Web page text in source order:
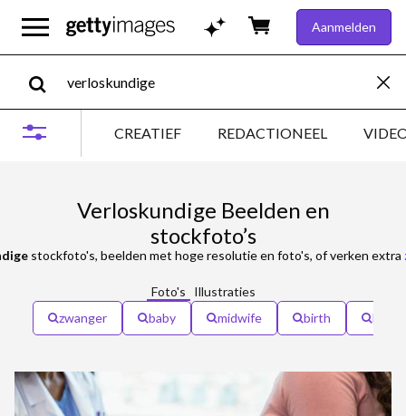
Aanmelden
CREATIEF REDACTIONEEL
Verloskundige Beelden en
stockfoto’s
stockfoto's, beelden met hoge resolutie en foto's, of verken extra
Foto's
Illustraties
zwanger
baby midwife birth